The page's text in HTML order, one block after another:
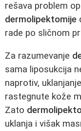
rešava problem
dermolipektomije
rade po sličnom
Za razumevanje
sama liposukcija
naprotiv,
rastegnute kože
Zato
uklanja i višak